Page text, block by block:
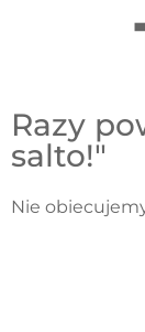
Razy
salto!"
Nie